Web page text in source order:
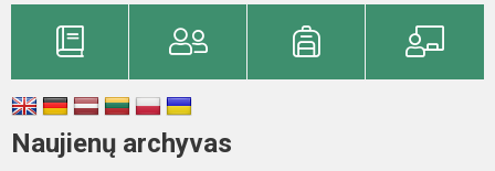
Naujienų archyvas